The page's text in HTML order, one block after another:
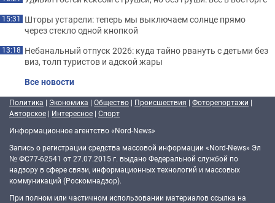
15:31 Шторы устарели: теперь мы выключаем солнце прямо
через стекло одной кнопкой
13:18 Небанальный отпуск 2026: куда тайно рвануть с детьми без
виз, толп туристов и адской жары
Все новости
Политика | Экономика | Общество | Происшествия | Фоторепортажи |
Авторское | Интересное | Спорт
Информационное агентство «Nord-News»
Запись о регистрации средства массовой информации «Nord-News» Эл
№ ФС77-62541 от 27.07.2015 г. выдано Федеральной службой по
надзору в сфере связи, информационных технологий и массовых
коммуникаций (Роскомнадзор).
При полном или частичном использовании материалов ссылка на